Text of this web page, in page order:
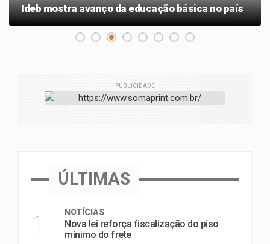
Ideb mostra avanço da educação básica no país
PUBLICIDADE
ÚLTIMAS
1 NOTÍCIAS
Nova lei reforça fiscalização do piso
mínimo do frete